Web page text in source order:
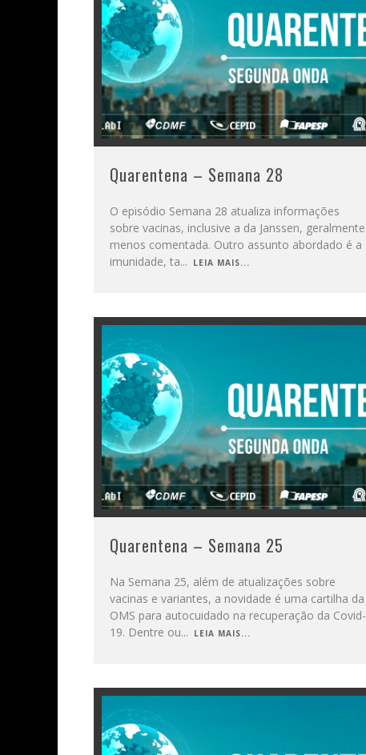
Quarentena – Semana 28
O episódio Semana 28 atualiza informações
sobre vacinas, inclusive a da Janssen, geralmente
menos comentada. Outro assunto abordado é a
imunidade, ta... LEIA MAIS...
Quarentena – Semana 25
Na Semana 25, além de atualizações sobre
vacinas e variantes, a novidade é uma cartilha da
OMS para autocuidado na recuperação da Covid-
19. Dentre ou... LEIA MAIS...